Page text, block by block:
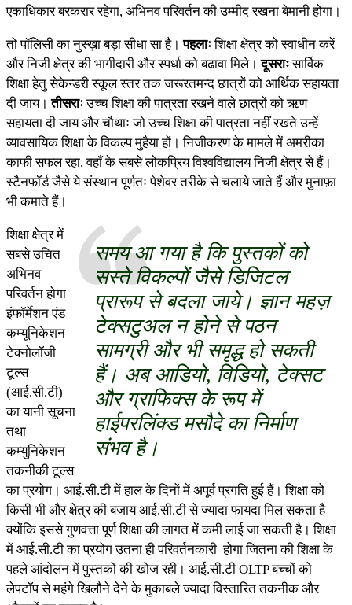
एकाधिकार बरकरार रहेगा, अभिनव परिवर्तन की उम्मीद रखना बेमानी होगा।
तो पॉलिसी का नुस्ख़ा बड़ा सीधा सा है।पहलाःशिक्षा क्षेत्र को स्वाधीन करें
और निजी क्षेत्र की भागीदारी और स्पर्धा को बढावा मिले।दूसराःसार्विक
शिक्षा हेतु सेकेन्डरी स्कूल स्तर तक जरूरतमन्द छात्रों को आर्थिक सहायता
दी जाय।तीसराःउच्च शिक्षा की पात्रता रखने वाले छात्रों को ऋण
सहायता दी जाय और चौथाः जो उच्च शिक्षा की पात्रता नहीं रखते उन्हें
व्यावसायिक शिक्षा के विकल्प मुहैया हों। निजीकरण के मामले में अमरीका
काफी सफल रहा, वहाँ के सबसे लोकप्रिय विश्वविद्यालय निजी क्षेत्र से हैं।
स्टैनफॉर्ड जैसे ये संस्थान पूर्णतः पेशेवर तरीके से चलाये जाते हैं और मुनाफ़ा
भी कमाते हैं।
समय आ गया है कि पुस्तकों को
सस्ते विकल्पों जैसे डिजिटल
प्रारूप से बदला जाये। ज्ञान महज़
टेक्सटुअल न होने से पठन
सामग्री और भी समृद्ध हो सकती
हैं। अब आडियो, विडियो, टेक्सट
और ग्राफिक्स के रूप में
हाईपरलिंक्ड मसौदे का निर्माण
संभव है।
शिक्षा क्षेत्र में
सबसे उचित
अभिनव
परिवर्तन होगा
इंफॉर्मेशन एंड
कम्यूनिकेशन
टेक्नोलॉजी
टूल्स
(आई.सी.टी)
का यानी सूचना
तथा
कम्युनिकेशन
तकनीकी टूल्स
का प्रयोग। आई.सी.टी में हाल के दिनों में अपूर्व प्रगति हुई हैं। शिक्षा को
किसी भी और क्षेत्र की बजाय आई.सी.टी से ज्यादा फायदा मिल सकता है
क्योंकि इससे गुणवत्ता पूर्ण शिक्षा की लागत में कमी लाई जा सकती है। शिक्षा
में आई.सी.टी का प्रयोग उतना ही परिवर्तनकारी होगा जितना की शिक्षा के
पहले आंदोलन में पुस्तकों की खोज रही। आई.सी.टी OLTP बच्चों को
लेपटॉप से महंगे खिलौने देने के मुकाबले ज्यादा विस्तारित तकनीक और